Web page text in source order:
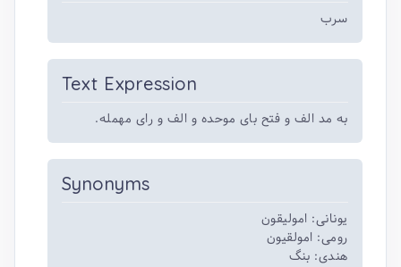
سرب
Text Expression
به مد الف و فتح بای موحده و الف و رای مهمله.
Synonyms
یونانی: امولیقون
رومی: امولقیون
هندی: بنگ